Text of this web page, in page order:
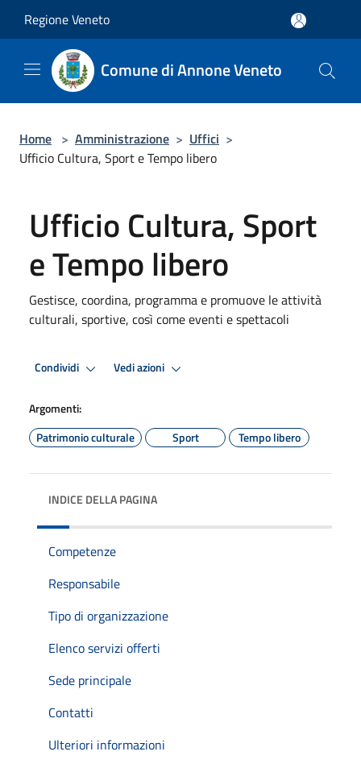
Regione Veneto
Comune di Annone Veneto
Home > Amministrazione > Uffici >
Ufficio Cultura, Sport e Tempo libero
Ufficio Cultura, Sport
e Tempo libero
Gestisce, coordina, programma e promuove le attività
culturali, sportive, così come eventi e spettacoli
Condividi Vedi azioni
Argomenti:
Patrimonio culturale
Sport Tempo libero
INDICE DELLA PAGINA
Competenze
Responsabile
Tipo di organizzazione
Elenco servizi offerti
Sede principale
Contatti
Ulteriori informazioni